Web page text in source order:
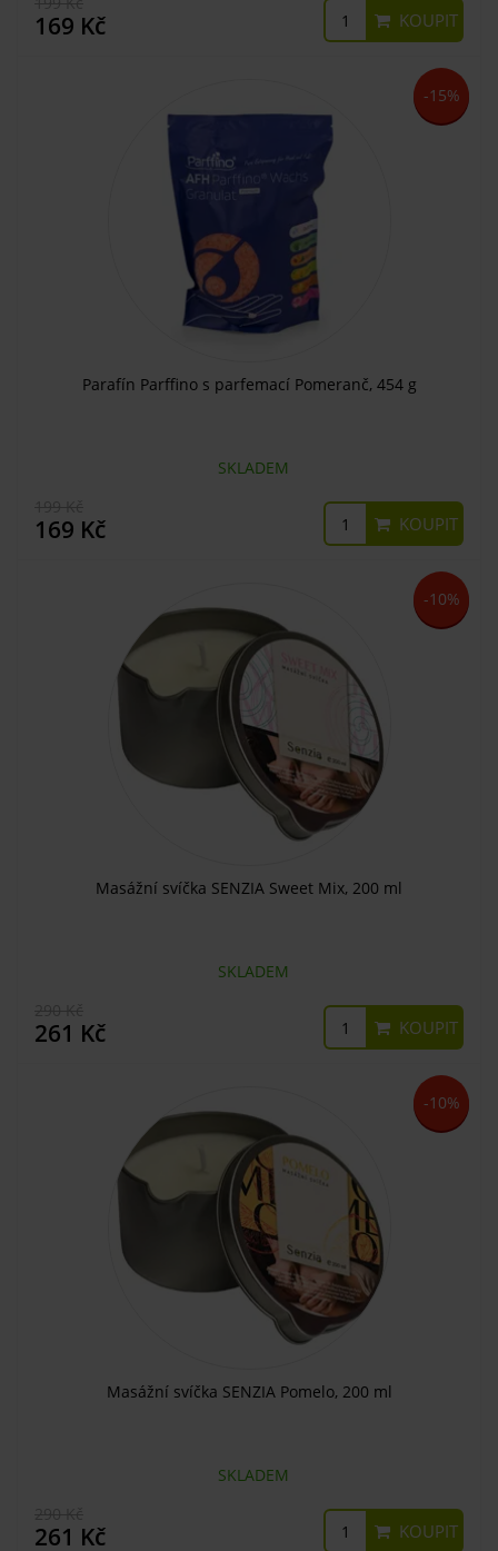
169 Kč KOUPIT
-15%
Parafín Parffino s parfemací Pomeranč, 454 g
SKLADEM
169 Kč KOUPIT
-10%
Masážní svíčka SENZIA Sweet Mix, 200 ml
SKLADEM
261 Kč KOUPIT
-10%
Masážní svíčka SENZIA Pomelo, 200 ml
SKLADEM
261 Kč KOUPIT